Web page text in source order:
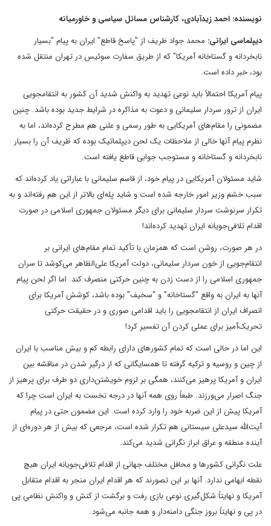
نویسنده: احمد زیدآبادی، کارشناس مسائل سیاسی و خاورمیانه
دیپلماسی ایرانی: محمد جواد ظریف از "پاسخ قاطع" ایران به پیام "بسیار
نابخردانه و گستاخانه آمریکا" که از طریق سفارت سوئیس در تهران منتقل شده
بود، خبر داده است.
پیام آمریکا احتمالاً باید نوعی تهدید به واکنش شدید آن کشور به انتقامجویی
ایران از ترور سردار سلیمانی و دعوت به مذاکره در شرایط جدید بوده باشد. چنین
مضمونی را مقام‌های آمریکایی به طور رسمی و علنی هم مطرح کرده‌اند، اما به
نظرم پیام آنها خالی از ملاحظات یک لحن دیپلماتیک بوده که ظریف آن را بسیار
نابخردانه و گستاخانه و مستوجب جوابی قاطع یافته است.
شاید مسئولان آمریکایی در پیام خود، از قاسم سلیمانی با عباراتی یاد کرده‌اند که
سبب خشم وزیر امور خارجه شده است و شاید پله‌ای بالاتر از این هم رفته‌اند و به
تکرار سرنوشت سردار سلیمانی برای دیگر مسئولان جمهوری اسلامی در صورت
اقدام تلافی‌جویانه ایران تهدید کرده‌اند!
در هر صورت، روشن است که همزمان با تأکید تمام مقام‌های ایرانی بر
انتقام‌جویی از خون سردار سلیمانی، دولت آمریکا علی‌الظاهر می‌کوشد تا سران
جمهوری اسلامی را از دست زدن به چنین حرکتی منصرف کند. اما اگر لحن پیام
آنها به ایران به واقع "گستاخانه" و "سخیف" بوده باشد، کوشش آمریکا برای
انصراف ایران از انتقامجویی را باید اقدامی صوری و در حقیقت حرکتی
تحریک‌آمیز برای عملی کردن آن تفسیر کرد!
این اما در حالی است که تمام کشورهای دارای رابطه کم و بیش مناسب با ایران
از چین و روسیه و ترکیه گرفته تا همسایگانی که از درگیر شدن در مناقشه بین
ایران و آمریکا پرهیز می‌کنند، همگی بر لزوم خویشتن‌داری دو طرف برای پرهیز از
جنگ اصرار می‌ورزند. طبعاً روی همه آنها در درجه نخست به ایران است چرا که
آمریکا پیش از این ضربه خود را وارد کرده است. این مضمون حتی در پیام
آیت‌الله سیدعلی سیستانی هم تکرار شده است، مرجعی که بیش از هر دوره‌ای از
آینده منطقه و عراق ابراز نگرانی شدید می‌کند.
علت نگرانی کشورها و محافل مختلف جهانی از اقدام تلافی‌جویانه ایران هیچ
نقطه ابهامی ندارد. آنها بر این تصورند که هر اقدام ایران منجر به اقدام متقابل
آمریکا و نهایتاً شکل‌گیری نوعی بازی رفت و برگشت از کنش و واکنش نظامیِ پی
در پی و نهایتاً بروز جنگی دامنه‌دار و همه جانبه می‌شود.